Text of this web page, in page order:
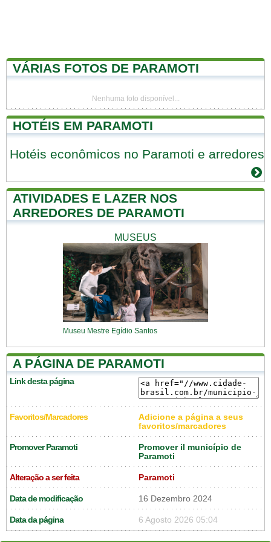
VÁRIAS FOTOS DE PARAMOTI
Nenhuma foto disponível...
HOTÉIS EM PARAMOTI
Hotéis econômicos no Paramoti e arredores
ATIVIDADES E LAZER NOS
ARREDORES DE PARAMOTI
MUSEUS
Museu Mestre Egídio Santos
A PÁGINA DE PARAMOTI
Link desta página
Favoritos/Marcadores
Adicione a página a seus
favoritos/marcadores
Promover Paramoti
Promover il município de
Paramoti
Alteração a ser feita Paramoti
Data de modificação 16 Dezembro 2024
Data da página 6 Agosto 2026 05:04